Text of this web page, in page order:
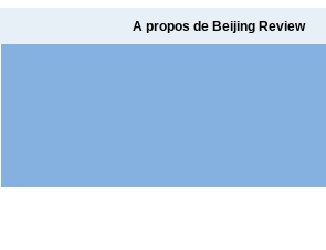
A propos de Beijing Review